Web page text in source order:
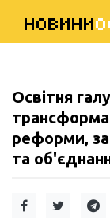
НОВИНИ
Освітня
реформи,
та